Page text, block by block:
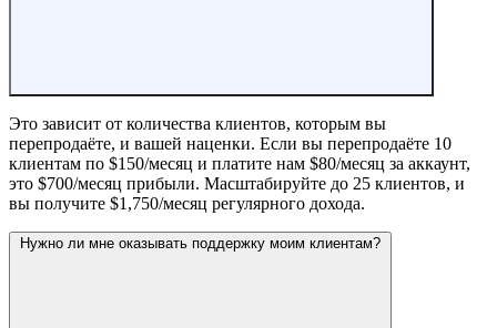
Это зависит от количества клиентов, которым вы
перепродаёте, и вашей наценки. Если вы перепродаёте 10
клиентам по $150/месяц и платите нам $80/месяц за аккаунт,
это $700/месяц прибыли. Масштабируйте до 25 клиентов, и
вы получите $1,750/месяц регулярного дохода.
Нужно ли мне оказывать поддержку моим клиентам?